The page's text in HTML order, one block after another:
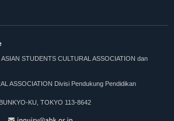
STUDENTS CULTURAL ASSOCIATION dan
ASSOCIATION Divisi Pendukung Pendidikan
KU, TOKYO 113-8642